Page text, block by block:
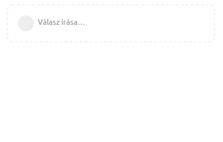
Válasz írása…